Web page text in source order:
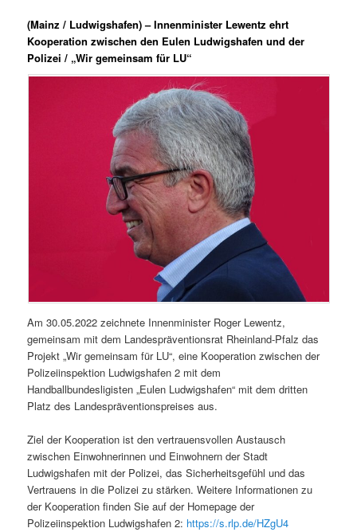
(Mainz / Ludwigshafen) – Innenminister Lewentz ehrt
Kooperation zwischen den Eulen Ludwigshafen und der
Polizei / „Wir gemeinsam für LU“
Am 30.05.2022 zeichnete Innenminister Roger Lewentz,
gemeinsam mit dem Landespräventionsrat Rheinland-Pfalz das
Projekt „Wir gemeinsam für LU“, eine Kooperation zwischen der
Polizeiinspektion Ludwigshafen 2 mit dem
Handballbundesligisten „Eulen Ludwigshafen“ mit dem dritten
Platz des Landespräventionspreises aus.
Ziel der Kooperation ist den vertrauensvollen Austausch
zwischen Einwohnerinnen und Einwohnern der Stadt
Ludwigshafen mit der Polizei, das Sicherheitsgefühl und das
Vertrauens in die Polizei zu stärken. Weitere Informationen zu
der Kooperation finden Sie auf der Homepage der
Polizeiinspektion Ludwigshafen 2: https://s.rlp.de/HZgU4